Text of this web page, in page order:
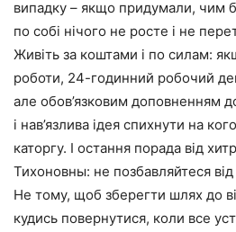
випадку – якщо придумали, чим
по собі нічого не росте і не
Живіть за коштами і по силам:
роботи, 24-годинний робочий
але обов’язковим доповненням
і нав’язлива ідея спихнути на
каторгу. І остання порада від
Тихоновны: не позбавляйтеся від
Не тому, щоб зберегти шлях до
кудись повернутися, коли все